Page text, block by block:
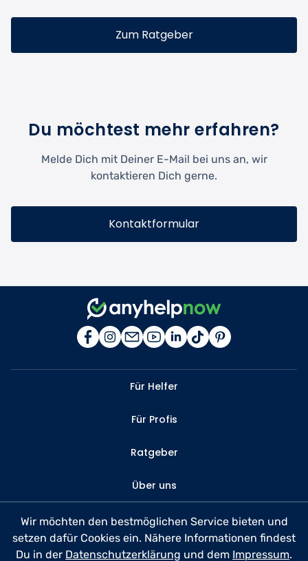
Zum Ratgeber
Du möchtest mehr erfahren?
Melde Dich mit Deiner E-Mail bei uns an, wir
kontaktieren Dich gerne.
Kontaktformular
Für Helfer
Für Profis
Ratgeber
Über uns
Kontakt
FAQ
Wir möchten den bestmöglichen Service bieten und
setzen dafür Cookies ein. Nähere Informationen findest
Du in der Datenschutzerklärung und dem Impressum.